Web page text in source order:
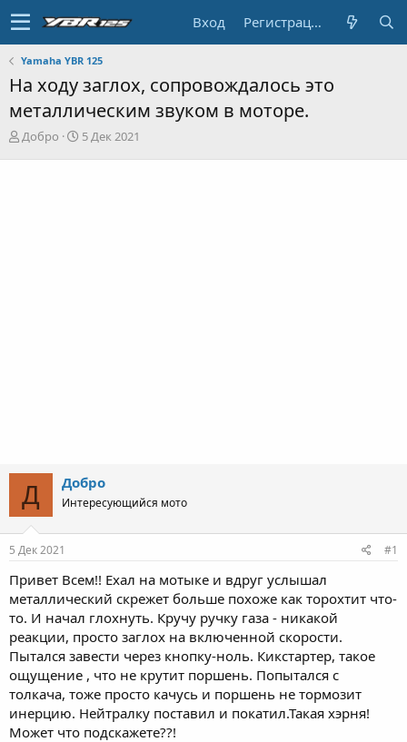
Вход Регистрация
Yamaha YBR 125
На ходу заглох, сопровождалось это
металлическим звуком в моторе.
А
Добро
Д
5 Дек 2021
Д Добро
Интересующийся мото
5 Дек 2021 #1
Привет Всем!! Ехал на мотыке и вдруг услышал
металлический скрежет больше похоже как торохтит что-
то. И начал глохнуть. Кручу ручку газа - никакой
реакции, просто заглох на включенной скорости.
Пытался завести через кнопку-ноль. Кикстартер, такое
ощущение , что не крутит поршень. Попытался с
толкача, тоже просто качусь и поршень не тормозит
инерцию. Нейтралку поставил и покатил.Такая хэрня!
Может что подскажете??!